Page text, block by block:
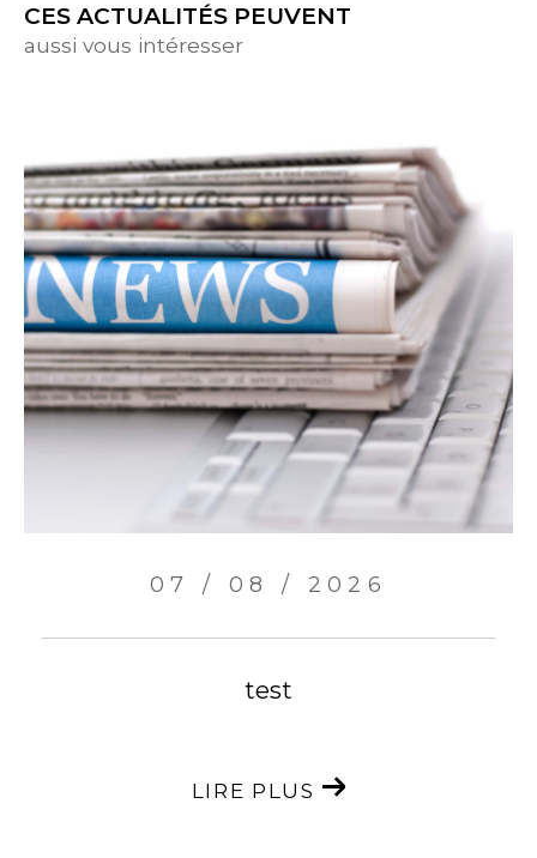
CES ACTUALITÉS PEUVENT
aussi vous intéresser
07 / 08 / 2026
test
LIRE PLUS